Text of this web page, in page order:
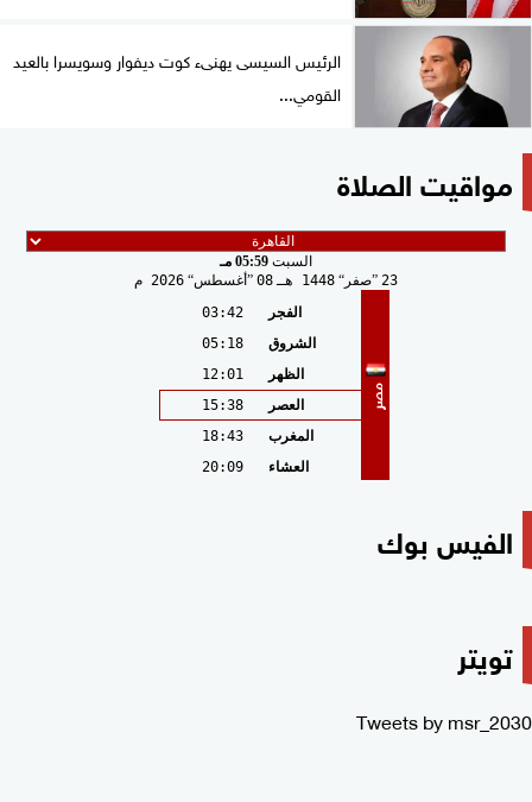
الرئيس السيسى يهنىء كوت ديفوار وسويسرا بالعيد
القومي...
مواقيت الصلاة
السبت 05:59 مـ
23 صفر 1448 هـ 08 أغسطس 2026 م
مصر
الفجر
03:42
الشروق
05:18
الظهر
12:01
العصر
15:38
المغرب
18:43
العشاء
20:09
الفيس بوك
تويتر
Tweets by msr_2030